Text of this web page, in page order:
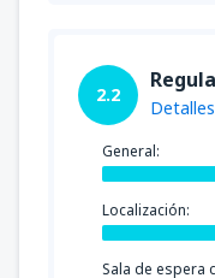
2.2
General:
Localización:
Sala de espera